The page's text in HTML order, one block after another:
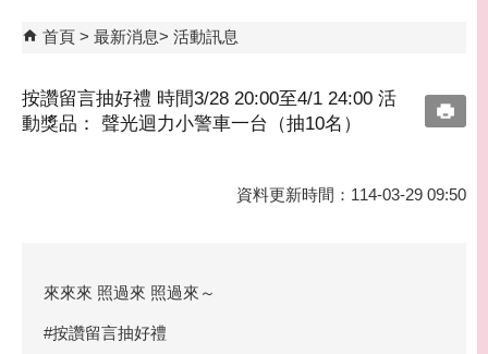
首頁 最新消息 活動訊息
按讚留言抽好禮 時間3/28 20:00至4/1 24:00 活
動獎品： 聲光迴力小警車一台（抽10名）
資料更新時間：114-03-29 09:50
來來來 照過來 照過來～
#按讚留言抽好禮